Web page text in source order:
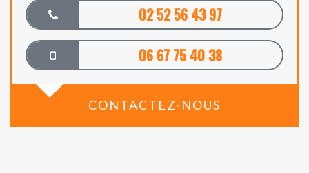
02 52 56 43 97
06 67 75 40 38
CONTACTEZ-NOUS